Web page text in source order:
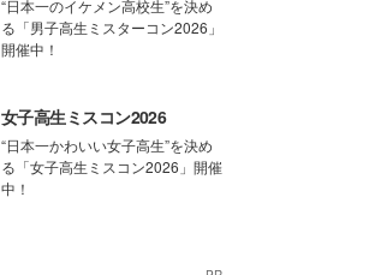
“日本一のイケメン高校生”を決め
る「男子高生ミスターコン2026」
開催中！
女子高生ミスコン2026
“日本一かわいい女子高生”を決め
る「女子高生ミスコン2026」開催
中！